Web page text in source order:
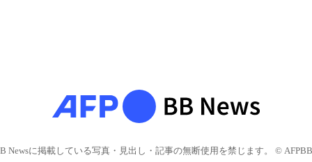
Newsに掲載している写真・見出し・記事の無断使用を禁じます。 © AFPBB